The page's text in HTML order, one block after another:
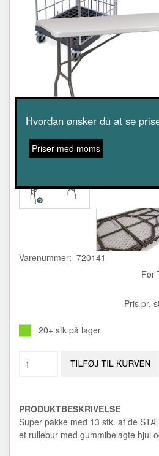
Varenummer: 720141
Før
Pris pr.
20+ stk på lager
PRODUKTBESKRIVELSE
Super pakke med 13 stk. af de
et rullebur med gummibelagte hjul
Hvordan ønsker du at se
Priser med moms